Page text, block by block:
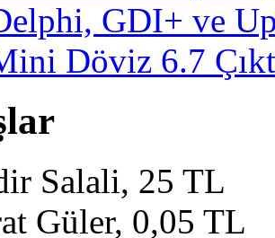
GDI+ ve
Döviz 6.7
Salali, 25 TL
Güler, 0,05 TL